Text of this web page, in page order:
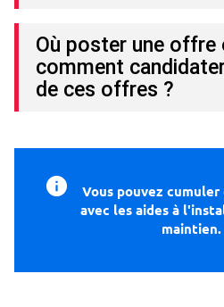
Où poster une offre
comment
de ces offres ?
Vous pouvez
avec les aides à
maintien.